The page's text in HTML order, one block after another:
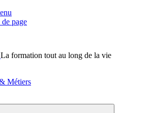
page
La formation tout au long de la vie
Métiers